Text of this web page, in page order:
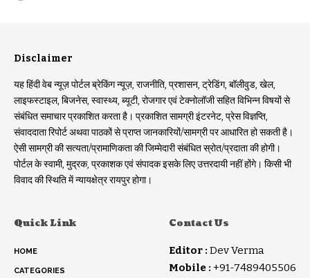
Disclaimer
यह हिंदी वेब न्यूज़ पोर्टल ब्रेकिंग न्यूज़, राजनीति, प्रशासन, ट्रेडिंग, बॉलीवुड, खेल,
लाइफस्टाइल, बिजनेस, स्वास्थ्य, ब्यूटी, रोजगार एवं टेक्नोलॉजी सहित विभिन्न विषयों से
संबंधित समाचार प्रकाशित करता है। प्रकाशित सामग्री इंटरनेट, प्रेस विज्ञप्ति,
संवाददाता रिपोर्ट अथवा पाठकों से प्राप्त जानकारियों/सामग्री पर आधारित हो सकती है।
ऐसी सामग्री की सत्यता/प्रामाणिकता की जिम्मेदारी संबंधित स्रोत/प्रदाता की होगी।
पोर्टल के स्वामी, मुद्रक, प्रकाशक एवं संपादक इसके लिए उत्तरदायी नहीं होंगे। किसी भी
विवाद की स्थिति में न्यायक्षेत्र रायपुर होगा।
Quick Link
HOME
CATEGORIES
Contact Us
Editor : Dev Verma
Mobile : +91-7489405506